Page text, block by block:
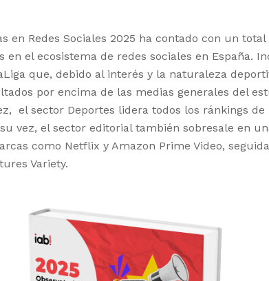
en Redes Sociales 2025 ha contado con un
en el ecosistema de redes sociales en España.
que, debido al interés y la naturaleza
por encima de las medias generales del
el sector Deportes lidera todos los ránkings de
vez, el sector editorial también sobresale en
como Netflix y Amazon Prime Video,
Variety.